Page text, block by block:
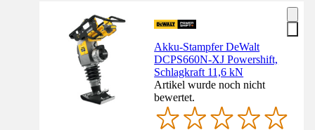
Akku-Stampfer DeWalt
DCPS660N-XJ Powershift,
Schlagkraft 11,6 kN
Artikel wurde noch nicht
bewertet.